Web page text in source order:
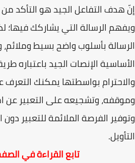
إنّ هدف التفاعل الجيد هو التأكد
ويفهم الرسالة التي يشاركك فيها؛
الرسالة بأسلوب واضح بسيط
الأساسية الإنصات الجيد باعتباره
والاحترام بواسطتها يمكنك
وموقفه، وتشجيعه على التعبير عن
وتوفير الفرصة الملائمة للتعبير دون
التأويل.
تابع القراءة في